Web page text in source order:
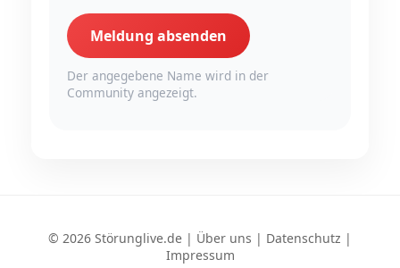
Meldung absenden
Der angegebene Name wird in der
Community angezeigt.
© 2026 Störunglive.de | Über uns | Datenschutz |
Impressum